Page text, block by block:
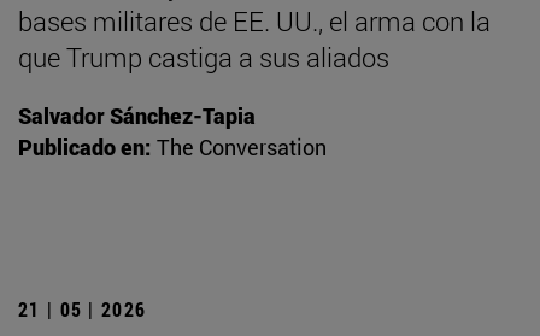
bases militares de EE. UU., el arma con la
que Trump castiga a sus aliados
Salvador Sánchez-Tapia
Publicado en: The Conversation
21 | 05 | 2026